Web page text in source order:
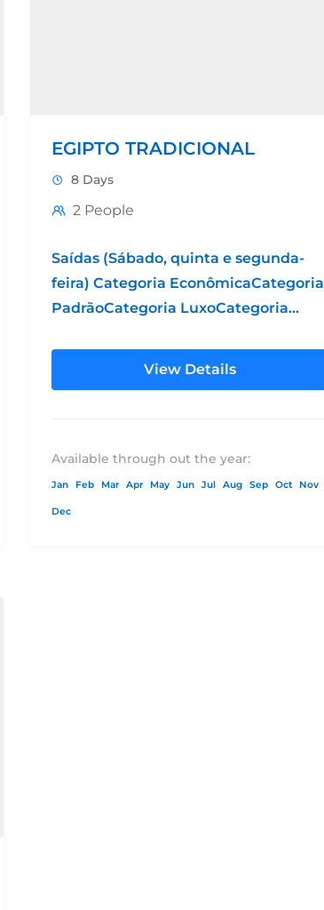
EGIPTO TRADICIONAL
8 Days
2 People
Saídas (Sábado, quinta e segunda-
feira) Categoria EconômicaCategoria
PadrãoCategoria LuxoCategoria
PadrãoHotel 5* LuxoHotel 5* Luxo
View Details
Available through out the year:
Jan Feb Mar Apr May Jun Jul Aug Sep Oct Nov
Dec